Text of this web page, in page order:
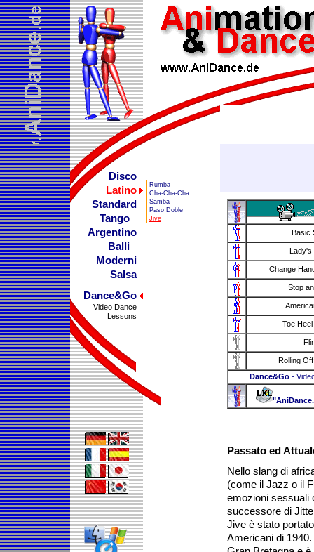
Disco
Latino
Standard
Tango
Argentino
Balli
Moderni
Salsa
Dance&Go
Video Dance
Lessons
Rumba
Cha-Cha-Cha
Samba
Paso Doble
Jive
Basic
Lady's
Change
Stop
Toe
Rolling
Dance&Go -
Passato ed
Nello slang di
(come il Jazz o il
emozioni sessuali
successore di
Jive è stato
Americani di